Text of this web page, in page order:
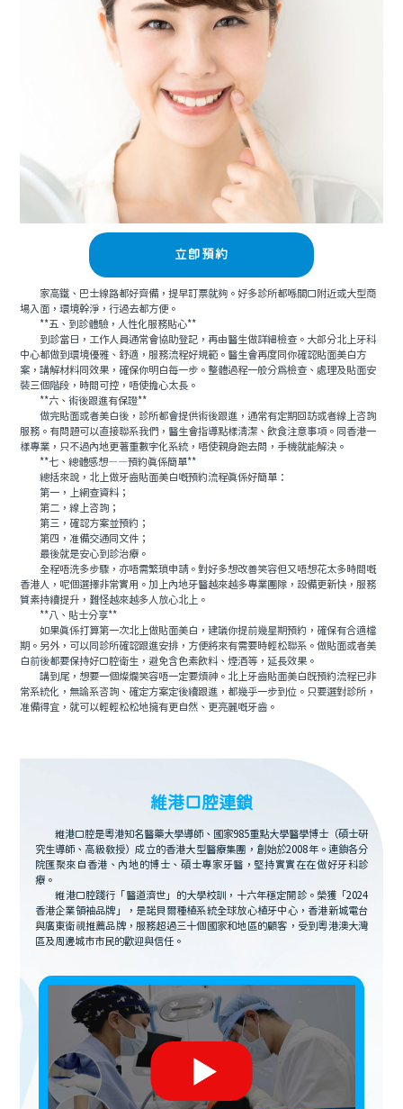
立即預約
家高鐵、巴士線路都好齊備，提早訂票就夠。好多診所都喺關口附近或大型商
場入面，環境幹淨，行過去都方便。
**五、到診體驗，人性化服務貼心**
到診當日，工作人員通常會協助登記，再由醫生做詳細檢查。大部分北上牙科
中心都做到環境優雅、舒適，服務流程好規範。醫生會再度同你確認貼面美白方
案，講解材料同效果，確保你明白每一步。整體過程一般分爲檢查、處理及貼面安
裝三個階段，時間可控，唔使擔心太長。
**六、術後跟進有保證**
做完貼面或者美白後，診所都會提供術後跟進，通常有定期回訪或者線上咨詢
服務。有問題可以直接聯系我們，醫生會指導點樣清潔、飲食注意事項。同香港一
樣專業，只不過內地更著重數字化系統，唔使親身跑去問，手機就能解決。
**七、總體感想——預約真係簡單**
總括來說，北上做牙齒貼面美白嘅預約流程真係好簡單：
第一，上網查資料；
第二，線上咨詢；
第三，確認方案並預約；
第四，准備交通同文件；
最後就是安心到診治療。
全程唔洗多步驟，亦唔需繁瑣申請。對好多想改善笑容但又唔想花太多時間嘅
香港人，呢個選擇非常實用。加上內地牙醫越來越多專業團隊，設備更新快，服務
質素持續提升，難怪越來越多人放心北上。
**八、貼士分享**
如果真係打算第一次北上做貼面美白，建議你提前幾星期預約，確保有合適檔
期。另外，可以同診所確認跟進安排，方便將來有需要時輕松聯系。做貼面或者美
白前後都要保持好口腔衛生，避免含色素飲料、煙酒等，延長效果。
講到尾，想要一個燦爛笑容唔一定要煩神。北上牙齒貼面美白既預約流程已非
常系統化，無論系咨詢、確定方案定後續跟進，都幾乎一步到位。只要選對診所，
准備得宜，就可以輕輕松松地擁有更自然、更亮麗嘅牙齒。
維港口腔連鎖
維港口腔是粵港知名醫藥大學導師、國家985重點大學醫學博士（碩士研
究生導師、高級教授）成立的香港大型醫療集團，創始於2008年。連鎖各分
院匯聚來自香港、內地的博士、碩士專家牙醫，堅持實實在在做好牙科診
療。
維港口腔踐行「醫道濟世」的大學校訓，十六年穩定開診。榮獲「2024
香港企業領袖品牌」，是諾貝爾種植系統全球放心植牙中心，香港新城電台
與廣東衛視推薦品牌，服務超過三十個國家和地區的顧客，受到粵港澳大灣
區及周邊城市市民的歡迎與信任。